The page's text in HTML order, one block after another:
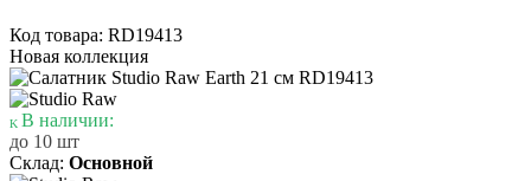
Код товара: RD19413
Новая коллекция
В наличии:
до 10 шт
Склад: Основной